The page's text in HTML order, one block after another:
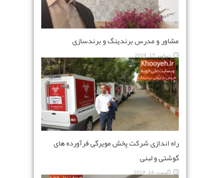
مشاور و مدرس برندینگ و برندسازی
دسامبر 15, 2019
راه اندازی شرکت پخش مویرگی فرآورده های
گوشتی و لبنی
آگوست 14, 2019